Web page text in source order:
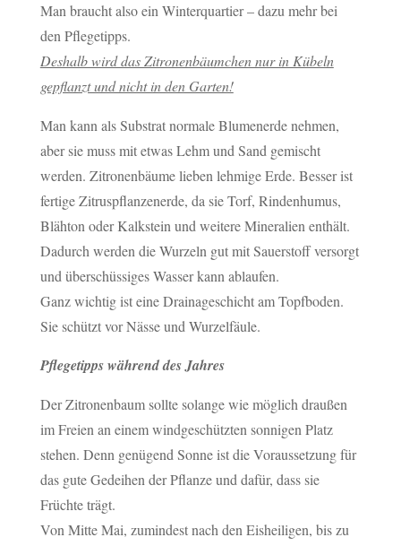
Man braucht also ein Winterquartier – dazu mehr bei
den Pflegetipps.
Deshalb wird das Zitronenbäumchen nur in Kübeln
gepflanzt und nicht in den Garten!
Man kann als Substrat normale Blumenerde nehmen,
aber sie muss mit etwas Lehm und Sand gemischt
werden. Zitronenbäume lieben lehmige Erde. Besser ist
fertige Zitruspflanzenerde, da sie Torf, Rindenhumus,
Blähton oder Kalkstein und weitere Mineralien enthält.
Dadurch werden die Wurzeln gut mit Sauerstoff versorgt
und überschüssiges Wasser kann ablaufen.
Ganz wichtig ist eine Drainageschicht am Topfboden.
Sie schützt vor Nässe und Wurzelfäule.
Pflegetipps während des Jahres
Der Zitronenbaum sollte solange wie möglich draußen
im Freien an einem windgeschützten sonnigen Platz
stehen. Denn genügend Sonne ist die Voraussetzung für
das gute Gedeihen der Pflanze und dafür, dass sie
Früchte trägt.
Von Mitte Mai, zumindest nach den Eisheiligen, bis zu